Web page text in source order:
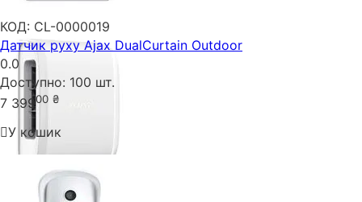
КОД: CL-0000019
Датчик руху Ajax DualCurtain Outdoor
0.0
Доступно: 100 шт.
7 39900 ₴
У кошик